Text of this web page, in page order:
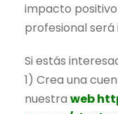
impacto
profesional será
Si estás
1) Crea una
nuestra web